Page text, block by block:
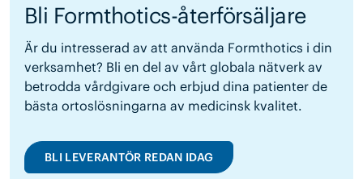
Bli Formthotics-återförsäljare
Är du intresserad av att använda Formthotics i din
verksamhet? Bli en del av vårt globala nätverk av
betrodda vårdgivare och erbjud dina patienter de
bästa ortoslösningarna av medicinsk kvalitet.
BLI LEVERANTÖR REDAN IDAG